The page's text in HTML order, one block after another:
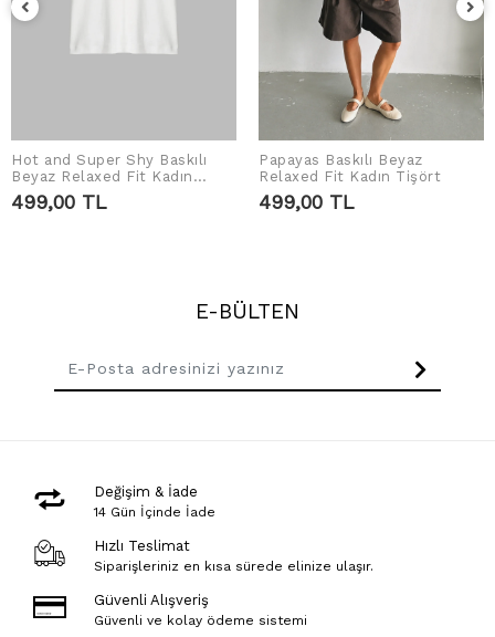
SEPETE EKLE
Hot and Super Shy Baskılı
Beyaz Relaxed Fit Kadın
Tshirt
499,00 TL
SEPETE EKLE
Papayas Baskılı Beyaz
Relaxed Fit Kadın Tişört
499,00 TL
E-BÜLTEN
Değişim & İade
14 Gün İçinde İade
Hızlı Teslimat
Siparişleriniz en kısa sürede elinize ulaşır.
Güvenli Alışveriş
Güvenli ve kolay ödeme sistemi